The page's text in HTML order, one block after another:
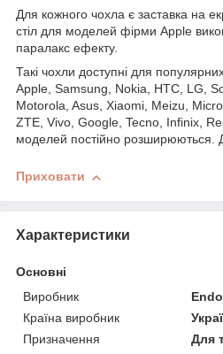
Для кожного чохла є заставка на
стіл для моделей фірми Apple
паралакс ефекту.
Такі чохли доступні для
Apple, Samsung, Nokia, HTC, LG,
Motorola, Asus, Xiaomi, Meizu,
ZTE, Vivo, Google, Tecno, Infinix,
моделей постійно розширюються.
Приховати
Характеристики
Основні
Виробник
Країна виробник
Призначення
Для